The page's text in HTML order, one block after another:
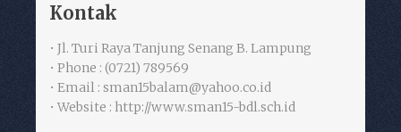
Kontak
• Jl. Turi Raya Tanjung Senang B. Lampung
• Phone : (0721) 789569
• Email : sman15balam@yahoo.co.id
• Website : http://www.sman15-bdl.sch.id